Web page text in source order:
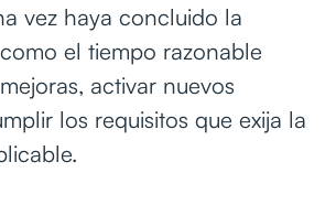
vez haya concluido la
el tiempo razonable
activar nuevos
los requisitos que exija la